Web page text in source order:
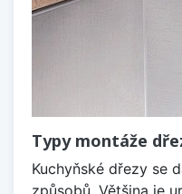
Typy montáže
Kuchyňské dřezy se